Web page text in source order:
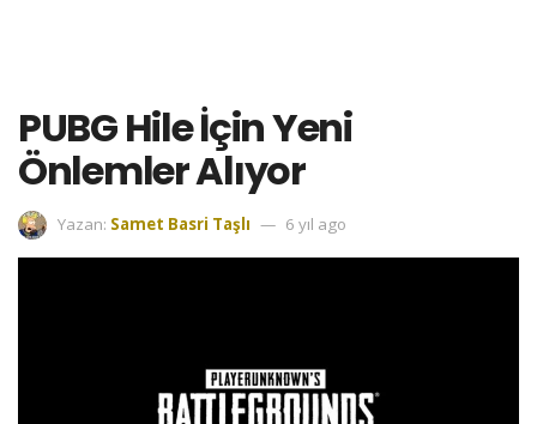
PUBG Hile İçin Yeni
Önlemler Alıyor
Yazan: Samet Basri Taşlı 6 yıl ago